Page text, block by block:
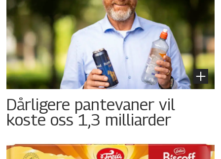
Dårligere pantevaner vil
koste oss 1,3 milliarder